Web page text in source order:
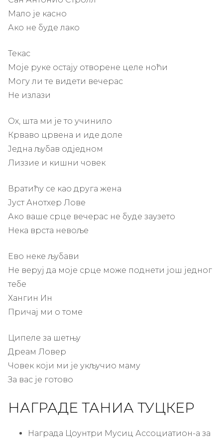
Мало је касно
Ако не буде лако
Текас
Моје руке остају отворене целе ноћи
Могу ли те видети вечерас
Не излази
Ох, шта ми је то учинило
Крваво црвена и иде доле
Једна љубав одједном
Лиззие и кишни човек
Вратићу се као друга жена
Јуст Анотхер Лове
Ако ваше срце вечерас не буде заузето
Нека врста невоље
Ево неке љубави
Не веруј да моје срце може поднети још једног
тебе
Хангин Ин
Причај ми о томе
Ципеле за шетњу
Дреам Ловер
Човек који ми је укључио маму
За вас је готово
НАГРАДЕ ТАНИА ТУЦКЕР
Награда Цоунтри Мусиц Ассоциатион-а за